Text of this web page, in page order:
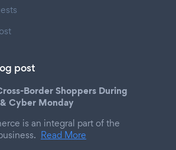
post
Border Shoppers During
Cyber Monday
is an integral part of the
Read More